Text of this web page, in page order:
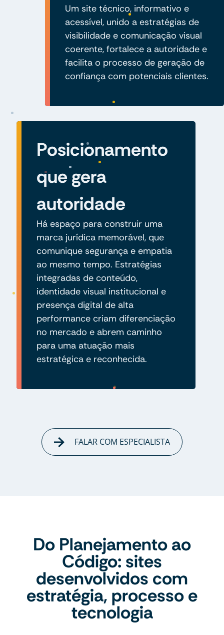
Um site técnico, informativo e
acessível, unido a estratégias de
visibilidade e comunicação visual
coerente, fortalece a autoridade e
facilita o processo de geração de
confiança com potenciais clientes.
Posicionamento
que gera
autoridade
Há espaço para construir uma
marca jurídica memorável, que
comunique segurança e empatia
ao mesmo tempo. Estratégias
integradas de conteúdo,
identidade visual institucional e
presença digital de alta
performance criam diferenciação
no mercado e abrem caminho
para uma atuação mais
estratégica e reconhecida.
FALAR COM ESPECIALISTA
Do Planejamento ao
Código: sites
desenvolvidos com
estratégia, processo e
tecnologia